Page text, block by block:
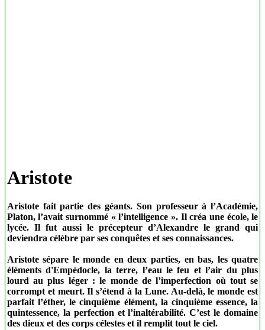
Aristote
Aristote fait partie des géants. Son professeur à l’Académie,
Platon, l’avait surnommé « l’intelligence ». Il créa une école, le
lycée. Il fut aussi le précepteur d’Alexandre le grand qui
deviendra célèbre par ses conquêtes et ses connaissances.
Aristote sépare le monde en deux parties, en bas, les quatre
éléments d'Empédocle, la terre, l’eau le feu et l’air du plus
lourd au plus léger : le monde de l’imperfection où tout se
corrompt et meurt. Il s’étend à la Lune. Au-delà, le monde est
parfait l’éther, le cinquième élément, la cinquième essence, la
quintessence, la perfection et l’inaltérabilité. C’est le domaine
des dieux et des corps célestes et il remplit tout le ciel.